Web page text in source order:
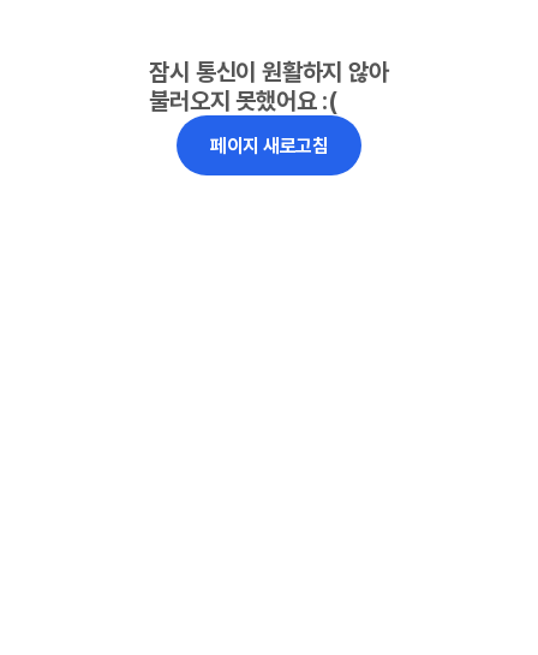
잠시 통신이 원활하지 않아
불러오지 못했어요 :(
페이지 새로고침